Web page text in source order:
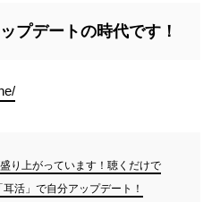
プデートの時代です！
り上がっています！聴くだけで
活」で自分アップデート！